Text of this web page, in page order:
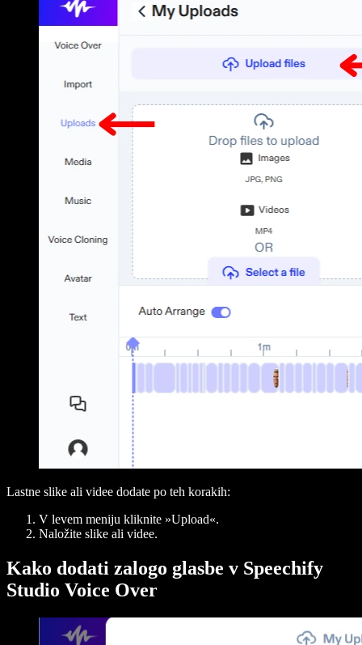
Lastne slike ali videe dodate po teh korakih:
V levem meniju kliknite »Upload«.
Naložite slike ali videe.
Kako dodati zalogo glasbe v Speechify
Studio Voice Over